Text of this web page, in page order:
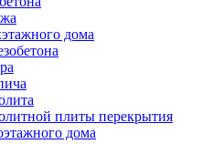
дома
плиты перекрытия
дома